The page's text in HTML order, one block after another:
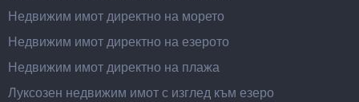
Недвижим имот директно на морето
Недвижим имот директно на езерото
Недвижим имот директно на плажа
Луксозен недвижим имот с изглед към езеро